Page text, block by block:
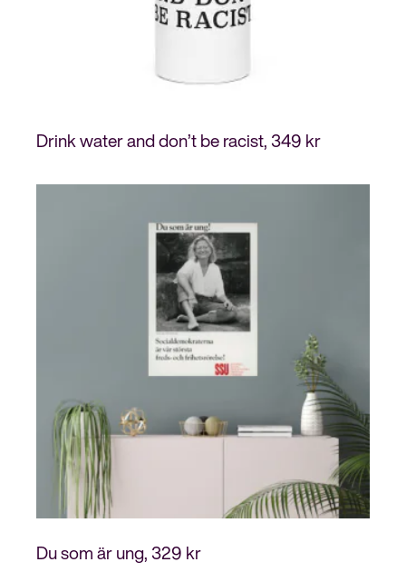
Drink water and don’t be racist 349 kr
Du som är ung 329 kr